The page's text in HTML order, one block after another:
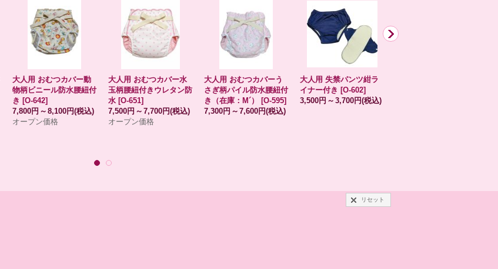
大人用 おむつカバー動
物柄ビニール防水腰紐付
き [O-642]
7,800円 ～ 8,100円(税込)
オープン価格
大人用 おむつカバー水
玉柄腰紐付きウレタン防
水 [O-651]
7,500円 ～ 7,700円(税込)
オープン価格
大人用 おむつカバーう
さぎ柄パイル防水腰紐付
き（在庫：M´）
[O-595]
7,300円 ～ 7,600円(税込)
大人用 失禁パンツ紺ラ
イナー付き [O-602]
3,500円 ～ 3,700円(税込)
リセット